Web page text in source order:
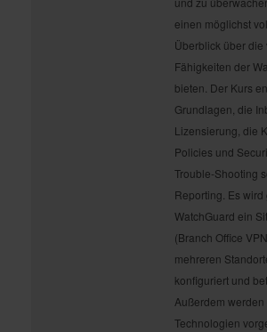
einen möglichst
Überblick über
Fähigkeiten der
bieten. Der Kurs
Grundlagen, die
Lizensierung, die
Policies und
Trouble-Shooting
Reporting. Es
WatchGuard ein
(Branch Office
mehreren
konfiguriert und
Außerdem
Technologien